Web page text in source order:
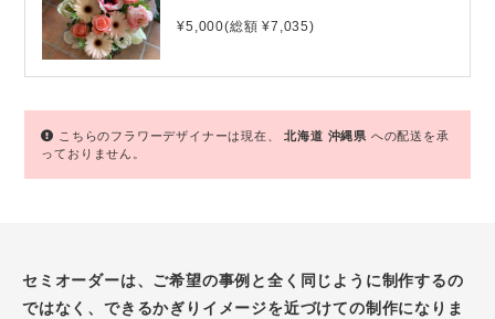
¥5,000(総額 ¥7,035)
こちらのフラワーデザイナーは現在、北海道 沖縄県 への配送を承
っておりません。
セミオーダーは、ご希望の事例と全く同じように制作するの
ではなく、できるかぎりイメージを近づけての制作になりま